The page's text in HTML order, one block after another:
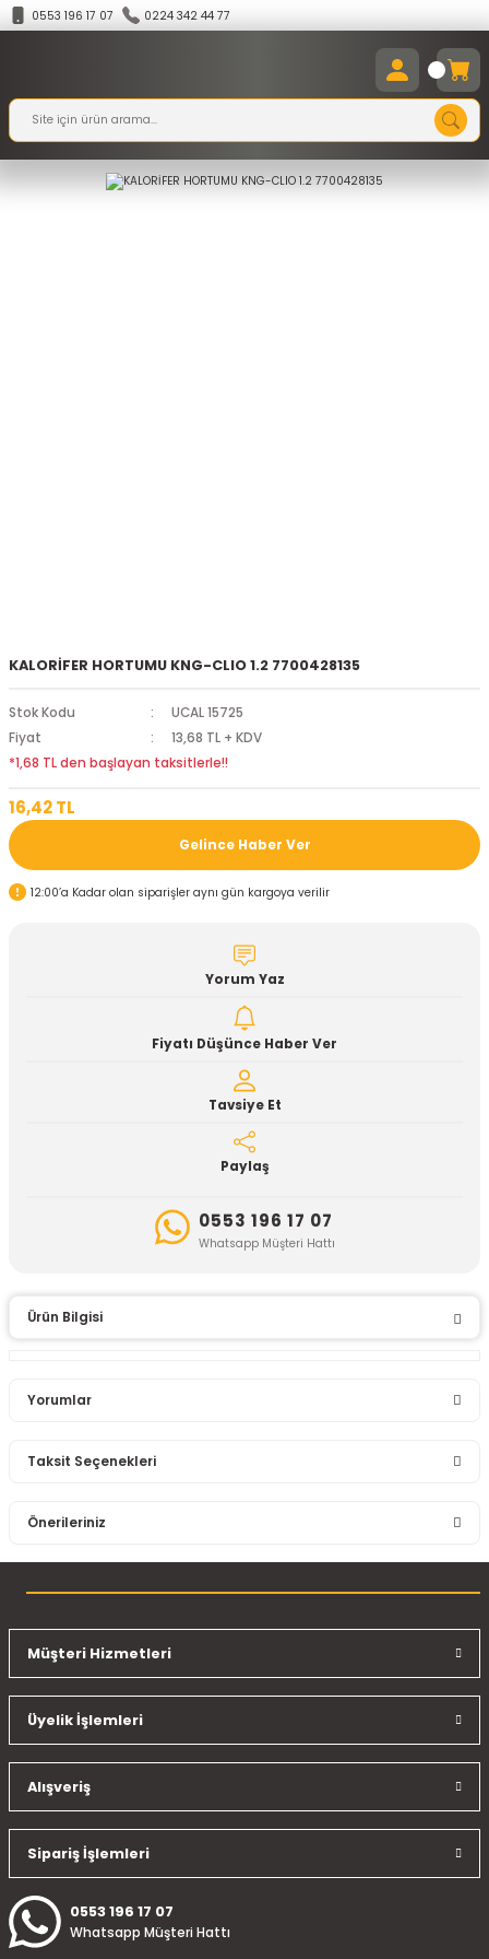
0553 196 17 07 0224 342 44 77
KALORİFER HORTUMU KNG-CLIO 1.2 7700428135
Stok Kodu
UCAL 15725
Fiyat
13,68 TL + KDV
*1,68 TL den başlayan taksitlerle!!
16,42 TL
Gelince Haber Ver
12:00’a Kadar olan siparişler aynı gün kargoya verilir
Yorum Yaz
Fiyatı Düşünce Haber Ver
Tavsiye Et
Paylaş
0553 196 17 07
Whatsapp Müşteri Hattı
Ürün Bilgisi
Yorumlar
Taksit Seçenekleri
Önerileriniz
konularda yetersiz gördüğünüz noktaları öneri formunu
Ürün resmi kalitesiz, bozuk veya görüntülenemiyor.
Ürün açıklamasında eksik bilgiler bulunuyor.
Ürün fiyatı diğer sitelerden daha pahalı.
Bu ürüne benzer farklı alternatifler olmalı.
Müşteri Hizmetleri
Üyelik İşlemleri
Alışveriş
Sipariş İşlemleri
0553 196 17 07
Whatsapp Müşteri Hattı